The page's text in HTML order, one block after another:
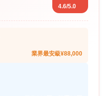
4.6/5.0
業界最安級¥88,000